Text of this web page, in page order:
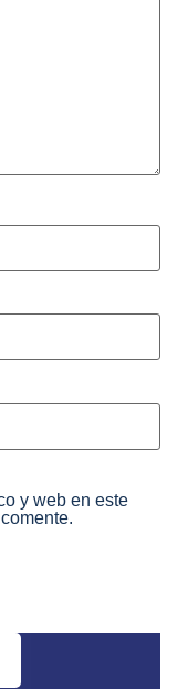
y web en este